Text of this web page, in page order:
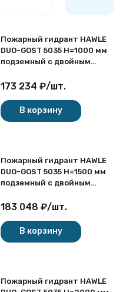
Пожарный гидрант HAWLE
DUO-GOST 5035 H=1000 мм
подземный с двойным
173 234 ₽/шт.
В корзину
Пожарный гидрант HAWLE
DUO-GOST 5035 H=1500 мм
подземный с двойным
183 048 ₽/шт.
В корзину
Пожарный гидрант HAWLE